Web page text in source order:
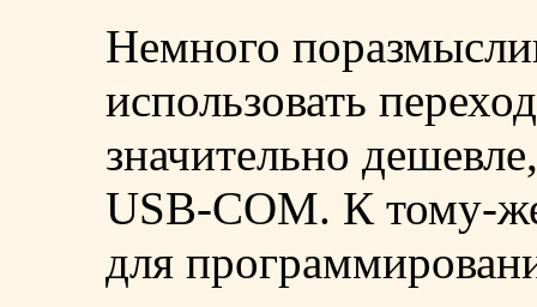
Немного
использовать
значительно
USB-COM. К тому-
для